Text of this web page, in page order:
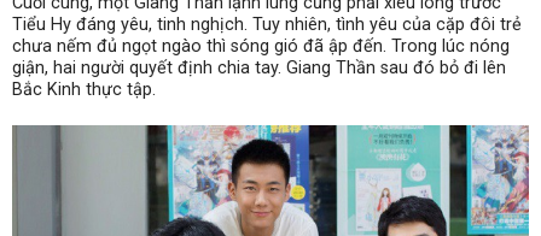
Tiểu Hy đáng yêu, tinh nghịch. Tuy nhiên, tình yêu của cặp đôi trẻ
chưa nếm đủ ngọt ngào thì sóng gió đã ập đến. Trong lúc nóng
giận, hai người quyết định chia tay. Giang Thần sau đó bỏ đi lên
Bắc Kinh thực tập.